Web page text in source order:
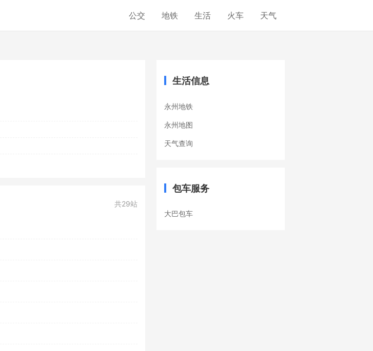
公交 地铁 生活 火车 天气
共29站
生活信息
永州地铁
永州地图
天气查询
包车服务
大巴包车